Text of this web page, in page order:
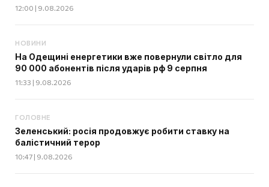
12:00 | 9.08.2026
НОВИНИ
На Одещині енергетики вже повернули світло для
90 000 абонентів після ударів рф 9 серпня
11:33 | 9.08.2026
ГОЛОВНЕ
Зеленський: росія продовжує робити ставку на
балістичний терор
10:47 | 9.08.2026